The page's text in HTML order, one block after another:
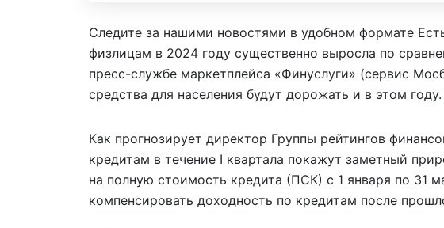
Следите за нашими новостями в удобном формате
физлицам в 2024 году существенно выросла по
пресс-службе маркетплейса «Финуслуги» (сервис
средства для населения будут дорожать и в этом году.
Как прогнозирует директор Группы рейтингов
кредитам в течение I квартала покажут заметный
на полную стоимость кредита (ПСК) с 1 января по 31
компенсировать доходность по кредитам после